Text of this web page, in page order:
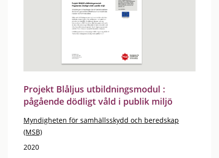
Projekt Blåljus utbildningsmodul :
pågående dödligt våld i publik miljö
Myndigheten för samhällsskydd och beredskap
(MSB)
2020